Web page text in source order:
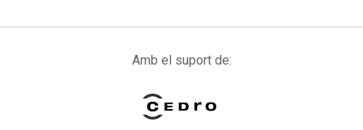
Amb el suport de: